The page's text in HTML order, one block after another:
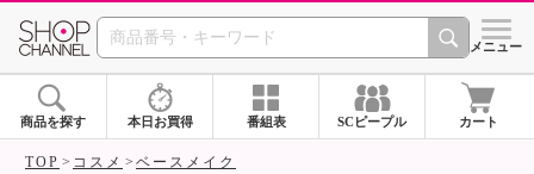
SHOP CHANNEL シメニュー
商品を探す 本日お買得 番組表 SCピープル カート
TOP コスメ ベースメイク